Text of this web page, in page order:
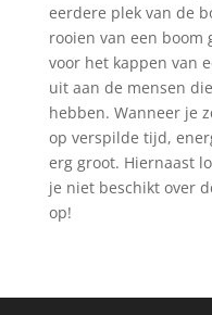
eerdere plek van de
rooien van een
voor het kappen van
uit aan de mensen
hebben. Wanneer je
op verspilde tijd,
erg groot. Hiernaast
je niet beschikt over
op!